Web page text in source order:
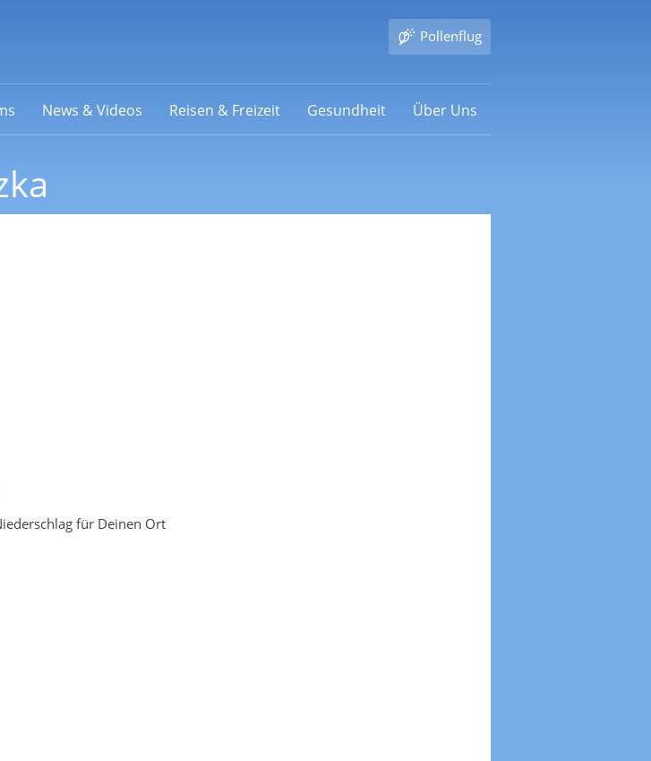
Pollenflug
News & Videos Reisen & Freizeit Gesundheit Über Uns
für Deinen Ort